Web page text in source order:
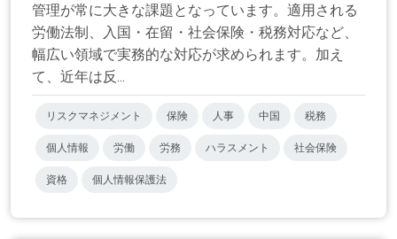
管理が常に大きな課題となっています。適用される
労働法制、入国・在留・社会保険・税務対応など、
幅広い領域で実務的な対応が求められます。加え
て、近年は反...
リスクマネジメント 保険 人事 中国 税務
個人情報 労働 労務 ハラスメント 社会保険
資格 個人情報保護法